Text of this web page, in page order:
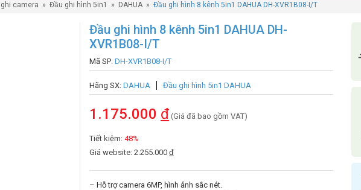
camera » Đầu ghi hình 5in1 » DAHUA » Đầu ghi hình 8 kênh 5in1 DAHUA DH-XVR1B08-I/T
Đầu ghi hình 8 kênh 5in1 DAHUA DH-
XVR1B08-I/T
Mã SP: DH-XVR1B08-I/T
Hãng SX: DAHUA Đầu ghi hình 5in1 DAHUA
1.175.000 đ (Giá đã bao gồm VAT)
Tiết kiệm: 48%
Giá website: 2.255.000 đ
– Hỗ trợ camera 6MP, hình ảnh sắc nét.